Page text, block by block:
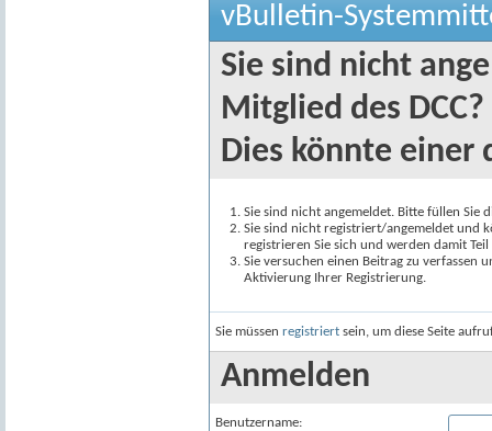
vBulletin-
Sie sind nicht
Mitglied des DCC?
Dies könnte einer
Sie sind nicht angemeldet. Bitte füllen Sie
Sie sind nicht registriert/angemeldet und
registrieren Sie sich und werden damit
Sie versuchen einen Beitrag zu verfassen
Aktivierung Ihrer Registrierung.
Sie müssen registriert sein, um diese Seite
Anmelden
Benutzername: